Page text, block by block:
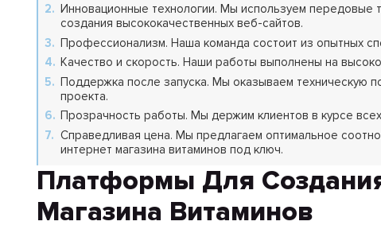
Инновационные технологии. Мы используем передовые
создания высококачественных веб-сайтов.
Профессионализм. Наша команда состоит из опытных
Качество и скорость. Наши работы выполнены на
Поддержка после запуска. Мы оказываем техническую
проекта.
Прозрачность работы. Мы держим клиентов в курсе
Справедливая цена. Мы предлагаем оптимальное
интернет магазина витаминов под ключ.
Платформы Для
Магазина Витаминов